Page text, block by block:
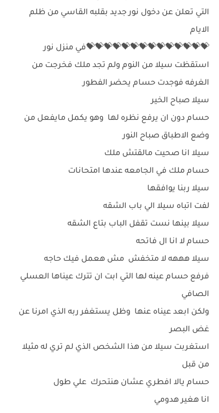
التي تعلن عن دخول نور جديد بقلبه القاسي من ظلم
الايام
💝💝💝💝💝💝💝💝💝💝💝💝💝💝في منزل نور
استقظت سيلا من النوم ولم تجد ملك فخرجت من
الغرفه فوجدت حسام يحضر الفطور
سيلا صباح الخير
حسام دون ان يرفع نظره لها وهو يكمل مايفعل من
وضع الاطباق صباح النور
سيلا انا صحيت مالقتش ملك
حسام ملك في الجامعه عندها امتحانات
سيلا ربنا يوافقها
لفت اتباه سيلا الي باب الشقه
سيلا بينها نست تقفل الباب بتاع الشقه
حسام لا انا ال فاتحه
سيلا هههه لا متخفش مش هعمل فيك حاجه
فرفع حسام عينه لها التي ابت ان تترك عيناها العسلي
الصافي
ولكن ابعد عيناه عنها وظل يستغفر ربه الذي امرنا عن
غض البصر
استغربت سيلا من هذا الشخص الذي لم تري له مثيلا
من قبل
حسام يالا افطري عشان هنتحرك علي طول
انا هغير هدومي